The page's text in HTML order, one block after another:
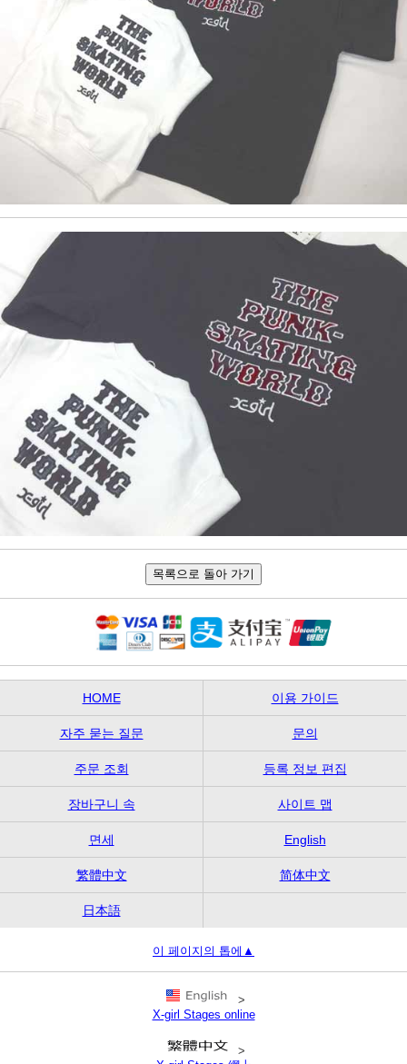
HOME 이용 가이드
자주 묻는 질문 문의
주문 조회 등록 정보 편집
장바구니 속 사이트 맵
면세 English
繁體中文 简体中文
日本語
이 페이지의 톱에▲
>
X-girl Stages online
>